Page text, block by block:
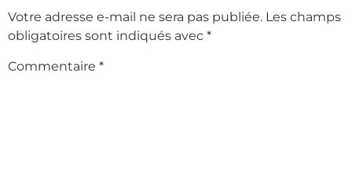
Votre adresse e-mail ne sera pas publiée. Les champs
obligatoires sont indiqués avec *
Commentaire *